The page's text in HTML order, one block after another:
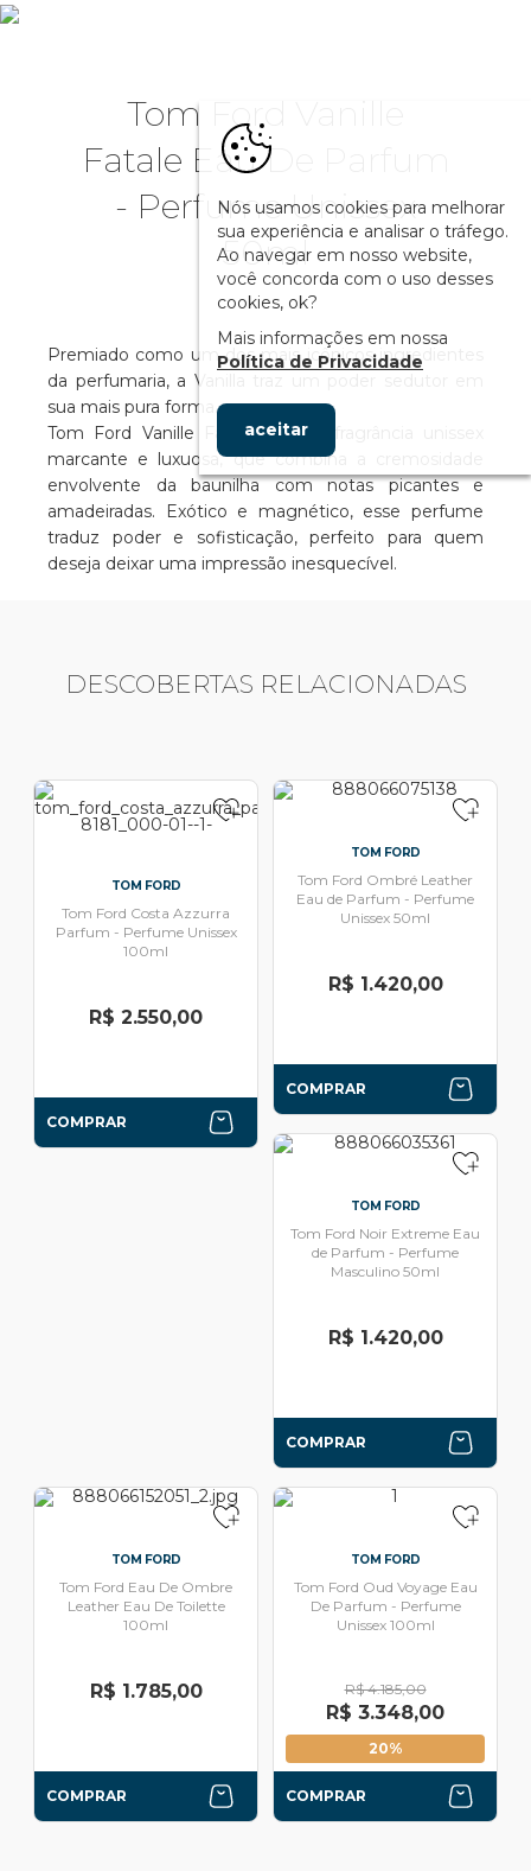
Tom Ford Vanille
Fatale Eau De Parfum
- Perfume Unissex
50ml
Premiado como um dos mais icônicos ingredientes
da perfumaria, a Vanilla traz um poder sedutor em
sua mais pura forma.
Tom Ford Vanille Fatale é uma fragrância unissex
marcante e luxuosa, que combina a cremosidade
envolvente da baunilha com notas picantes e
amadeiradas. Exótico e magnético, esse perfume
traduz poder e sofisticação, perfeito para quem
deseja deixar uma impressão inesquecível.
DESCOBERTAS RELACIONADAS
TOM FORD
Tom Ford Costa Azzurra
Parfum - Perfume Unissex
100ml
R$ 2.550,00
COMPRAR
TOM FORD
Tom Ford Ombré Leather
Eau de Parfum - Perfume
Unissex 50ml
R$ 1.420,00
COMPRAR
TOM FORD
Tom Ford Noir Extreme Eau
de Parfum - Perfume
Masculino 50ml
R$ 1.420,00
COMPRAR
TOM FORD
Tom Ford Eau De Ombre
Leather Eau De Toilette
100ml
R$ 1.785,00
COMPRAR
TOM FORD
Tom Ford Oud Voyage Eau
De Parfum - Perfume
Unissex 100ml
R$ 4.185,00
R$ 3.348,00
20%
COMPRAR
Nós usamos cookies para melhorar
sua experiência e analisar o tráfego.
Ao navegar em nosso website,
você concorda com o uso desses
cookies, ok?
Mais informações em nossa
Política de Privacidade
aceitar